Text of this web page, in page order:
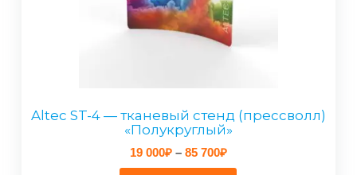
Altec ST-4 — тканевый стенд (прессволл)
«Полукруглый»
19 000₽ – 85 700₽Диапазон
цен: